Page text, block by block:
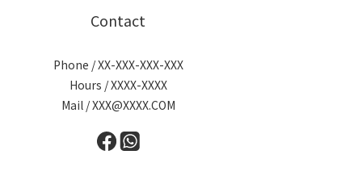
Contact
Phone / XX-XXX-XXX-XXX
Hours / XXXX-XXXX
Mail / XXX@XXXX.COM